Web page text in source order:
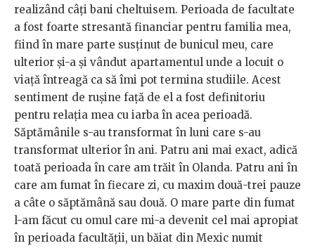
realizând câți bani cheltuisem. Perioada de facultate
a fost foarte stresantă financiar pentru familia mea,
fiind în mare parte susținut de bunicul meu, care
ulterior și-a și vândut apartamentul unde a locuit o
viață întreagă ca să îmi pot termina studiile. Acest
sentiment de rușine față de el a fost definitoriu
pentru relația mea cu iarba în acea perioadă.
Săptămânile s-au transformat în luni care s-au
transformat ulterior în ani. Patru ani mai exact, adică
toată perioada în care am trăit în Olanda. Patru ani în
care am fumat în fiecare zi, cu maxim două-trei pauze
a câte o săptămână sau două. O mare parte din fumat
l-am făcut cu omul care mi-a devenit cel mai apropiat
în perioada facultății, un băiat din Mexic numit